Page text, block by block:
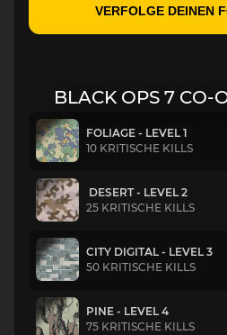
VERFOLGE DEINEN
BLACK OPS 7 CO-
FOLIAGE - LEVEL 1
10 KRITISCHE KILLS
DESERT - LEVEL 2
25 KRITISCHE KILLS
CITY DIGITAL - LEVEL 3
50 KRITISCHE KILLS
PINE - LEVEL 4
75 KRITISCHE KILLS